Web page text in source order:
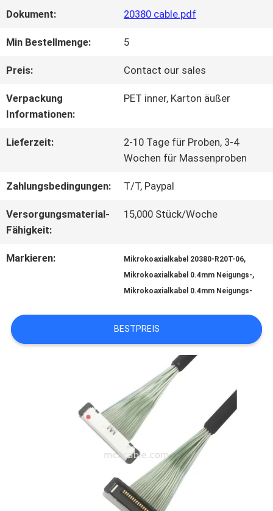
QUALITÄTSKONTROLLE
KONTAKT
MIT
UNS
NEUIGKEITEN
RECHTSSACHEN
UM
EIN
DATENSCHUTZRICHTLINIE
Dokument: 20380 cable.pdf
Min Bestellmenge: 5
Preis: Contact our sales
Verpackung
Informationen:
PET inner, Karton äußer
Lieferzeit:
2-10 Tage für Proben, 3-4
Wochen für Massenproben
Zahlungsbedingungen: T/T, Paypal
Versorgungsmaterial-
Fähigkeit:
15,000 Stück/Woche
Markieren: Mikrokoaxialkabel 20380-R20T-06,
Mikrokoaxialkabel 0.4mm Neigungs-,
Mikrokoaxialkabel 0.4mm Neigungs-
BESTPREIS